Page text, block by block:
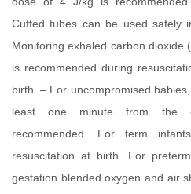
Cuffed tubes can be used safely
Monitoring exhaled carbon dioxide
is recommended during
birth. – For uncompromised
least one minute from the
recommended. For term
resuscitation at birth. For
gestation blended oxygen and air